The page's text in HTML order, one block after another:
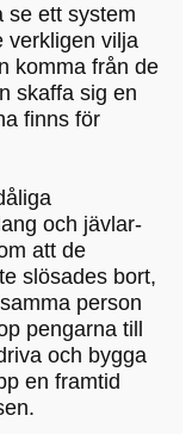
se ett system
verkligen vilja
komma från de
skaffa sig en
finns för
och jävlar-
att de
slösades bort,
person
pengarna till
och bygga
en framtid